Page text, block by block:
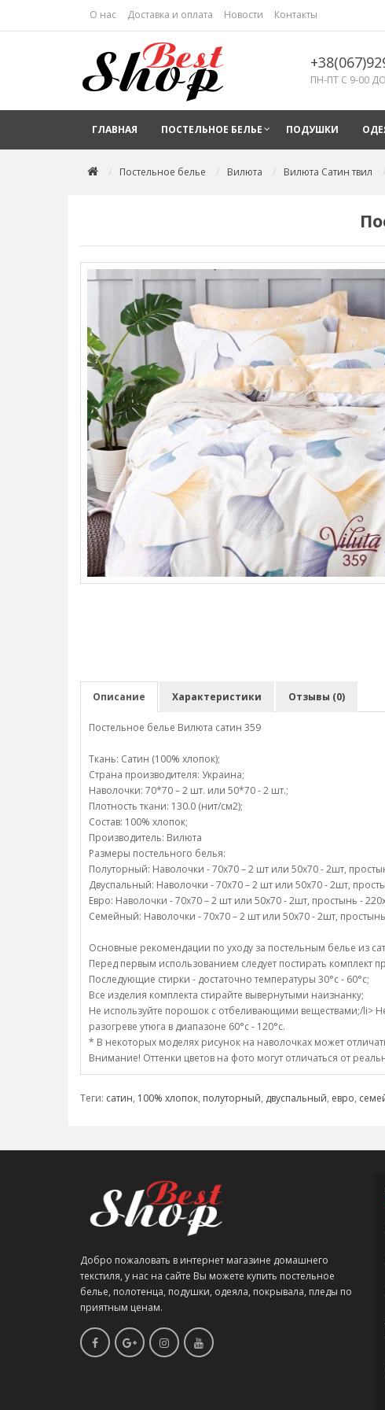
О нас Доставка и оплата Новости Контакты
ПН-ПТ С 9-00
ГЛАВНАЯ ПОСТЕЛЬНОЕ БЕЛЬЕ ПОДУШКИ
Постельное белье Вилюта Вилюта Сатин твил
Описание Характеристики Отзывы (0)
Постельное белье Вилюта сатин 359
Ткань: Сатин (100% хлопок);
Страна производителя: Украина;
Наволочки: 70*70 – 2 шт. или 50*70 - 2 шт.;
Плотность ткани: 130.0 (нит/см2);
Состав: 100% хлопок;
Производитель: Вилюта
Размеры постельного белья:
Полуторный: Наволочки - 70х70 – 2 шт или 50х70 - 2шт,
Двуспальный: Наволочки - 70х70 – 2 шт или 50х70 - 2шт,
Евро: Наволочки - 70х70 – 2 шт или 50х70 - 2шт, простынь -
Семейный: Наволочки - 70х70 – 2 шт или 50х70 - 2шт,
Основные рекомендации по уходу за постельным белье из
Перед первым использованием следует постирать комплект
Последующие стирки - достаточно температуры 30°c - 60°c;
Все изделия комплекта стирайте вывернутыми наизнанку;
Не используйте порошок с отбеливающими веществами;/li>
разогреве утюга в диапазоне 60°c - 120°c.
* В некоторых моделях рисунок на наволочках может
Внимание! Оттенки цветов на фото могут отличаться от
Теги: сатин, 100% хлопок, полуторный, двуспальный, евро,
Добро пожаловать в интернет магазине домашнего
текстиля, у нас на сайте Вы можете купить постельное
белье, полотенца, подушки, одеяла, покрывала, пледы по
приятным ценам.